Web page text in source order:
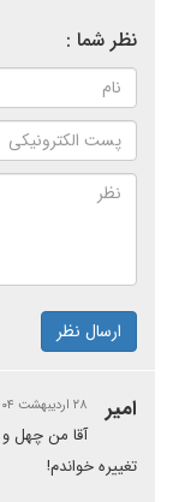
نظر شما :
ارسال نظر
امیر ۲۸ اردیبهشت ۱۴۰۴ | ۲۲:۳۴
آقا من چهل و
تغییره خواندم!